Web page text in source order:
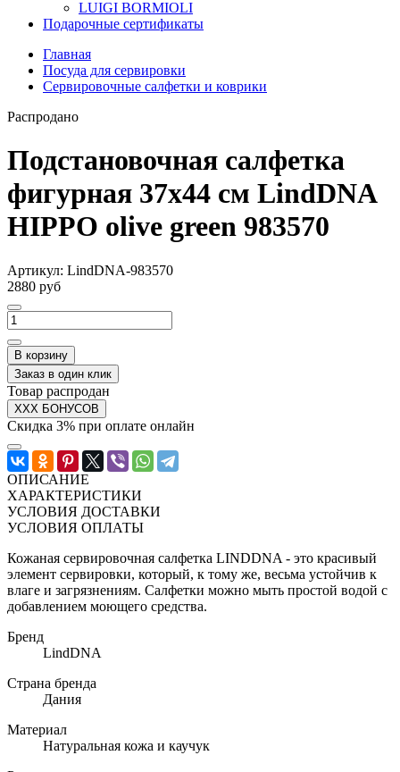
LUIGI BORMIOLI
Подарочные сертификаты
Главная
Посуда для сервировки
Сервировочные салфетки и коврики
Распродано
Подстановочная салфетка
фигурная 37х44 см LindDNA
HIPPO olive green 983570
Артикул: LindDNA-983570
2880 руб
В корзину
Заказ в один клик
Товар распродан
XXX БОНУСОВ
Скидка 3% при оплате онлайн
ОПИСАНИЕ
ХАРАКТЕРИСТИКИ
УСЛОВИЯ ДОСТАВКИ
УСЛОВИЯ ОПЛАТЫ
Кожаная сервировочная салфетка LINDDNA - это красивый
элемент сервировки, который, к тому же, весьма устойчив к
влаге и загрязнениям. Салфетки можно мыть простой водой с
добавлением моющего средства.
Бренд
LindDNA
Страна бренда
Дания
Материал
Натуральная кожа и каучук